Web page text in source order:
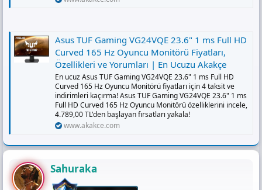
Asus TUF Gaming VG24VQE 23.6" 1 ms Full HD
Curved 165 Hz Oyuncu Monitörü Fiyatları,
Özellikleri ve Yorumları | En Ucuzu Akakçe
En ucuz Asus TUF Gaming VG24VQE 23.6" 1 ms Full HD
Curved 165 Hz Oyuncu Monitörü fiyatları için 4 taksit ve
indirimleri kaçırma! Asus TUF Gaming VG24VQE 23.6" 1 ms
Full HD Curved 165 Hz Oyuncu Monitörü özelliklerini incele,
4.789,00 TL'den başlayan fırsatları yakala!
www.akakce.com
Sahuraka